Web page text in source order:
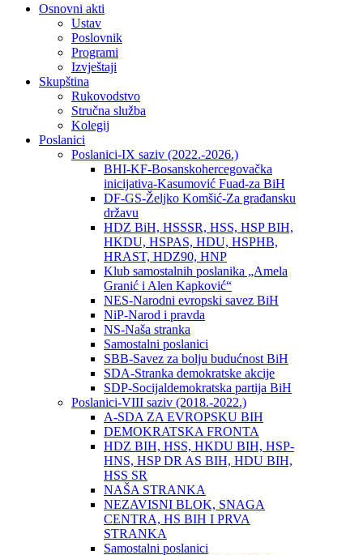
Osnovni akti
Ustav
Poslovnik
Programi
Izvještaji
Skupština
Rukovodstvo
Stručna služba
Kolegij
Poslanici
Poslanici-IX saziv (2022.-2026.)
BHI-KF-Bosanskohercegovačka
inicijativa-Kasumović Fuad-za BiH
DF-GS-Željko Komšić-Za građansku
državu
HDZ BiH, HSSSR, HSS, HSP BIH,
HKDU, HSPAS, HDU, HSPHB,
HRAST, HDZ90, HNP
Klub samostalnih poslanika „Amela
Granić i Alen Kapković“
NES-Narodni evropski savez BiH
NiP-Narod i pravda
NS-Naša stranka
Samostalni poslanici
SBB-Savez za bolju budućnost BiH
SDA-Stranka demokratske akcije
SDP-Socijaldemokratska partija BiH
Poslanici-VIII saziv (2018.-2022.)
A-SDA ZA EVROPSKU BIH
DEMOKRATSKA FRONTA
HDZ BIH, HSS, HKDU BIH, HSP-
HNS, HSP DR AS BIH, HDU BIH,
HSS SR
NAŠA STRANKA
NEZAVISNI BLOK, SNAGA
CENTRA, HS BIH I PRVA
STRANKA
Samostalni poslanici